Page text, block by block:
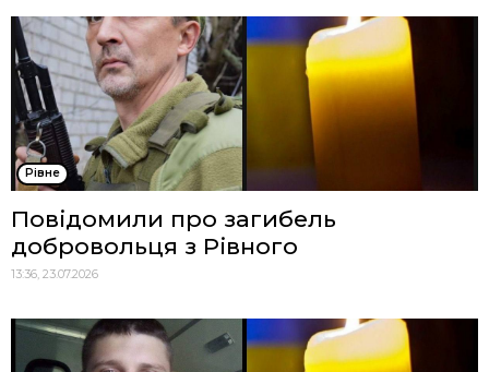
Рівне
Повідомили про загибель
добровольця з Рівного
13:36, 23.07.2026